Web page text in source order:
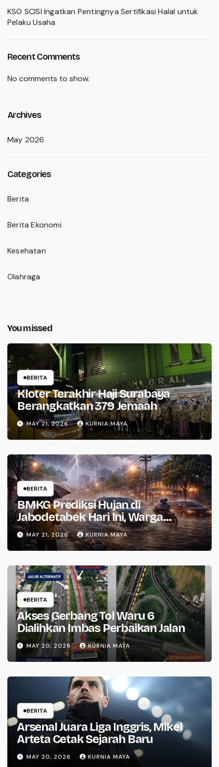
KSO SCISI Ingatkan Pentingnya Sertifikasi Halal untuk
Pelaku Usaha
Recent Comments
No comments to show.
Archives
May 2026
Categories
Berita
Berita Ekonomi
Kesehatan
Olahraga
You missed
BERITA
Kloter Terakhir Haji Surabaya
Berangkatkan 379 Jemaah
MAY 21, 2026 KURNIA MAYA
BERITA
BMKG Prediksi Hujan di
Jabodetabek Hari Ini, Warga
Waspada
MAY 21, 2026 KURNIA MAYA
BERITA
Akses Gerbang Tol Waru 6
Dialihkan Imbas Perbaikan Jalan
MAY 20, 2026 KURNIA MAYA
BERITA
Arsenal Juara Liga Inggris, Mikel
Arteta Cetak Sejarah Baru
MAY 20, 2026 KURNIA MAYA